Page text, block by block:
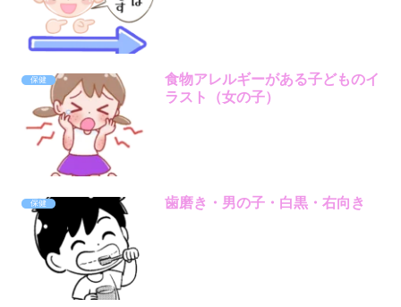
保健
食物アレルギーがある子どものイ
ラスト（女の子）
保健 歯磨き・男の子・白黒・右向き